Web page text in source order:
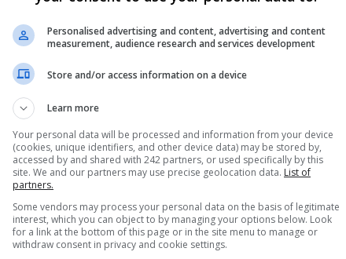
artist român care a câștigat un disc de aur în
Zamfir va concerta la Roma, fiind unicul concert în
român.
Via della Conciliazione, 4, ora 21.00,se va
jale, iar sunetul naiului românesc va mângâia cu
pe doamna Eviana-Clementina Mer-Euta, pe
Personalised advertising and content, advertising and content
measurement, audience research and services development
Store and/or access information on a device
Learn more
Your personal data will be processed and information from your device
(cookies, unique identifiers, and other device data) may be stored by,
accessed by and shared with 242 partners, or used specifically by this
site. We and our partners may use precise geolocation data. List of
partners.
Some vendors may process your personal data on the basis of legitimate
interest, which you can object to by managing your options below. Look
for a link at the bottom of this page or in the site menu to manage or
withdraw consent in privacy and cookie settings.